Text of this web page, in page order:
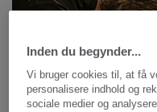
Inden du begynder...
Vi bruger cookies til, at få
personalisere indhold og
sociale medier og